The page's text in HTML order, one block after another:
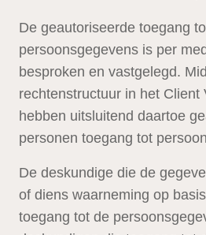
De geautoriseerde toegang
persoonsgegevens is per
besproken en vastgelegd.
rechtenstructuur in het Client
hebben uitsluitend daartoe
personen toegang tot
De deskundige die de
of diens waarneming op
toegang tot de